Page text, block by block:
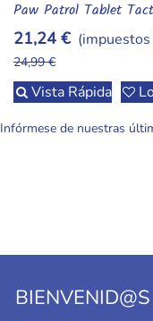
Paw Patrol Tablet
21,24 € (impuestos
24,99 €
Vista Rápida
Infórmese de nuestras